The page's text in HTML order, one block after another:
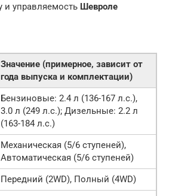
и управляемость Шевроле
Значение (примерное, зависит от
года выпуска и комплектации)
Бензиновые: 2.4 л (136-167 л.с.),
3.0 л (249 л.с.); Дизельные: 2.2 л
(163-184 л.с.)
Механическая (5/6 ступеней),
Автоматическая (5/6 ступеней)
Передний (2WD), Полный (4WD)